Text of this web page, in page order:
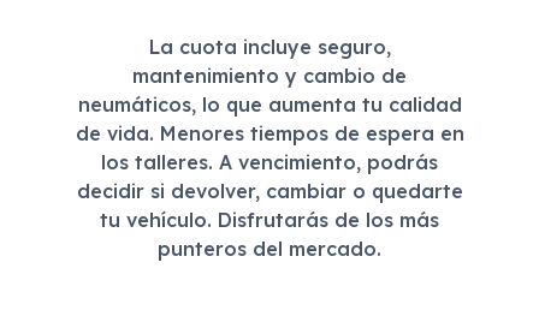
La cuota incluye seguro,
mantenimiento y cambio de
neumáticos, lo que aumenta tu calidad
de vida. Menores tiempos de espera en
los talleres. A vencimiento, podrás
decidir si devolver, cambiar o quedarte
tu vehículo. Disfrutarás de los más
punteros del mercado.